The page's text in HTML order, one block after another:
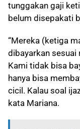
tunggakan gaji
belum disepakati
“Mereka (ketiga
dibayarkan sesuai
Kami tidak bisa
hanya bisa
cicil. Kalau soal
kata Mariana.